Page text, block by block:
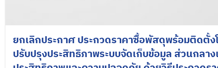
ยกเลิกประกาศ ประกวดราคาซื้อพัสดุพร้อมติดตั้ง
ปรับปรุงประสิทธิภาพระบบจัดเก็บข้อมูล ส่วนกลา